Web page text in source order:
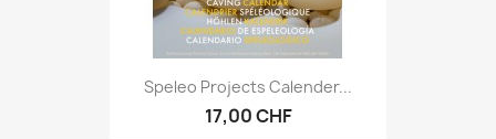
Speleo Projects Calender...
17,00 CHF